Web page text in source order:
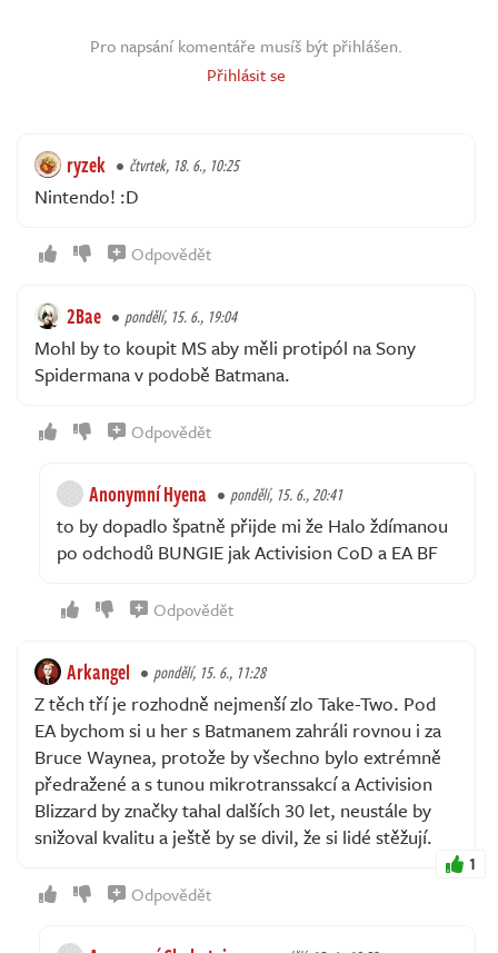
Pro napsání komentáře musíš být přihlášen.
Přihlásit se
ryzek čtvrtek, 18. 6., 10:25
Nintendo! :D
Odpovědět
2Bae pondělí, 15. 6., 19:04
Mohl by to koupit MS aby měli protipól na Sony
Spidermana v podobě Batmana.
Odpovědět
Anonymní Hyena pondělí, 15. 6., 20:41
to by dopadlo špatně přijde mi že Halo ždímanou
po odchodů BUNGIE jak Activision CoD a EA BF
Odpovědět
Arkangel pondělí, 15. 6., 11:28
Z těch tří je rozhodně nejmenší zlo Take-Two. Pod
EA bychom si u her s Batmanem zahráli rovnou i za
Bruce Waynea, protože by všechno bylo extrémně
předražené a s tunou mikrotranssakcí a Activision
Blizzard by značky tahal dalších 30 let, neustále by
snižoval kvalitu a ještě by se divil, že si lidé stěžují.
1
Odpovědět